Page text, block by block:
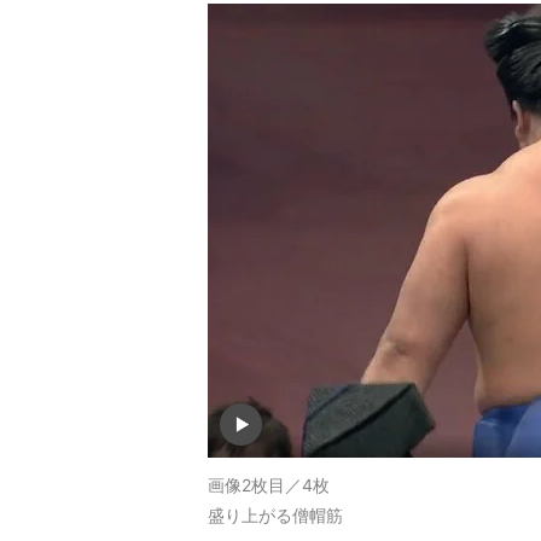
画像2枚目／4枚
盛り上がる僧帽筋